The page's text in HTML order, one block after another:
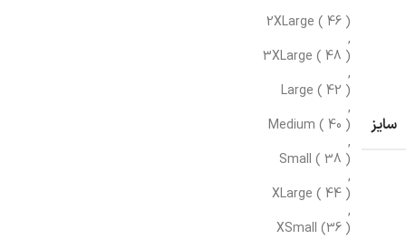
سایز
2XLarge ( 46 )
,
3XLarge ( 48 )
,
Large ( 42 )
,
Medium ( 40 )
,
Small ( 38 )
,
XLarge ( 44 )
,
XSmall (36 )